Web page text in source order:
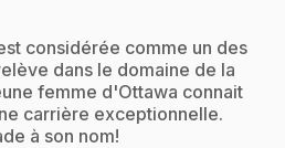
considérée comme un des
dans le domaine de la
femme d'Ottawa connait
carrière exceptionnelle.
à son nom!